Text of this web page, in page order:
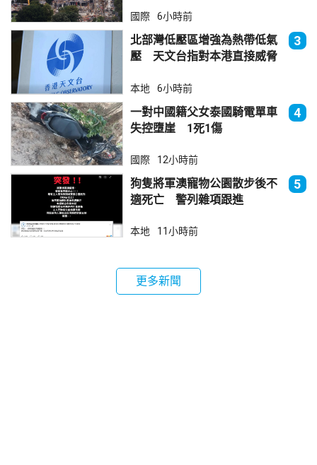
國際 6小時前
北部灣低壓區增強為熱帶低氣
壓 天文台指對本港直接威脅
3
本地 6小時前
一對中國籍父女泰國騎電單車
失控墮崖 1死1傷
4
國際 12小時前
狗隻將軍澳寵物公園散步後不
適死亡 警列雜項跟進
5
本地 11小時前
更多新聞